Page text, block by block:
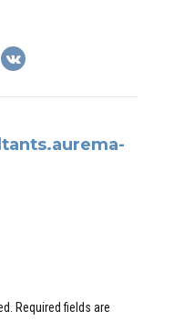
Required fields are